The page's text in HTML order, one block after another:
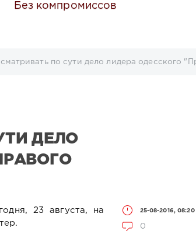
Без компромиссов
по сути дело лидера одесского
ДЕЛО
25-08-2016, 08:20
0
23 августа, на